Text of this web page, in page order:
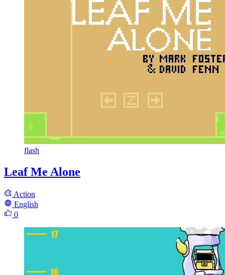
flash
Leaf Me Alone
Action
English
0